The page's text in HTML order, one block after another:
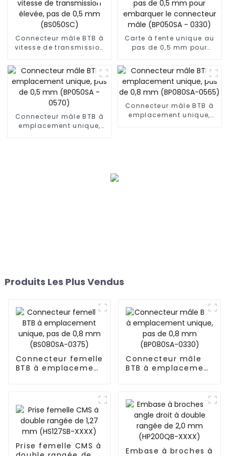
Connecteur mâle BTB à
vitesse de transmission
(BS050SC)
Carte à fente unique au
pas de 0,5 mm pour
mâle (BP050SA - 0330)
Connecteur mâle BTB à
emplacement unique,
Connecteur mâle BTB à
emplacement unique,
Produits Les Plus Vendus
Connecteur femelle
BTB à emplacement
Connecteur mâle
BTB à emplacement
Prise femelle CMS à
Embase à broches à